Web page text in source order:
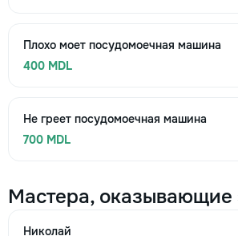
Плохо моет посудомоечная машина
400 MDL
Не греет посудомоечная машина
700 MDL
Мастера, оказывающие
Николай